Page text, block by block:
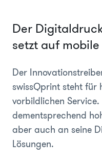
Der
setzt auf mobile
Der
swissQprint steht für
vorbildlichen
dementsprechend
aber auch an seine
Lösungen.